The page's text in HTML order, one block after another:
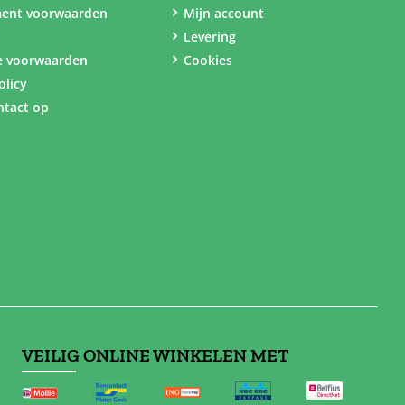
voorwaarden
voorwaarden
op
Mijn account
Levering
Cookies
VEILIG ONLINE WINKELEN MET